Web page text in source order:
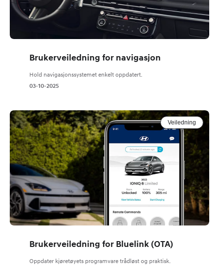
Brukerveiledning for navigasjon
Hold navigasjonssystemet enkelt oppdatert.
03-10-2025
Veiledning
Brukerveiledning for Bluelink (OTA)
Oppdater kjøretøyets programvare trådløst og praktisk.